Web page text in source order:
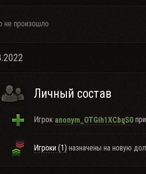
не произошло
Личный состав
Игрок anonym_OTGih1XCbqS0
Игроки (1) назначены на новую